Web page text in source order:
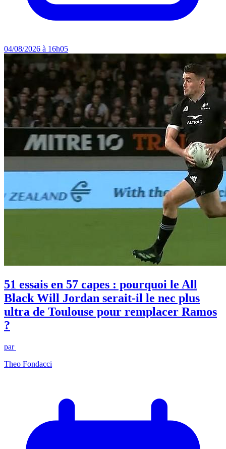
04/08/2026 à 16h05
51 essais en 57 capes : pourquoi le All
Black Will Jordan serait-il le nec plus
ultra de Toulouse pour remplacer Ramos
?
par
Theo Fondacci